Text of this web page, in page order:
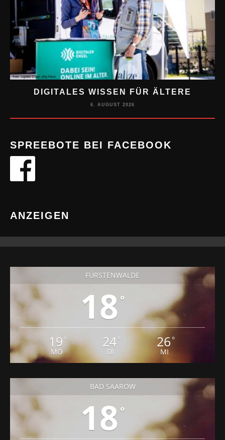
DIGITALES WISSEN FÜR ÄLTERE
6. AUGUST 2026
SPREEBOTE BEI FACEBOOK
ANZEIGEN
FÜRSTENWALDE
18 °
19 °
MO
24°
DI
26 °
MI
BAD SAAROW
18 °